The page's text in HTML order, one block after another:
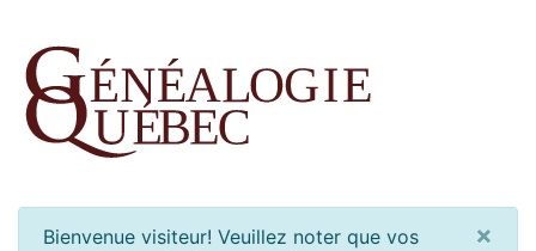
Bienvenue visiteur! Veuillez noter que vos
×